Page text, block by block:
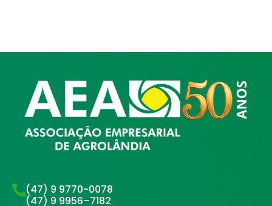
(47) 9 9770-0078
(47) 9 9956–7182